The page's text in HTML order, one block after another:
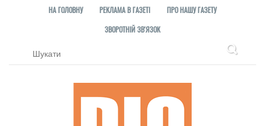
НА ГОЛОВНУ РЕКЛАМА В ГАЗЕТІ
ПРО НАШУ ГАЗЕТУ
ЗВОРОТНІЙ ЗВ'ЯЗОК